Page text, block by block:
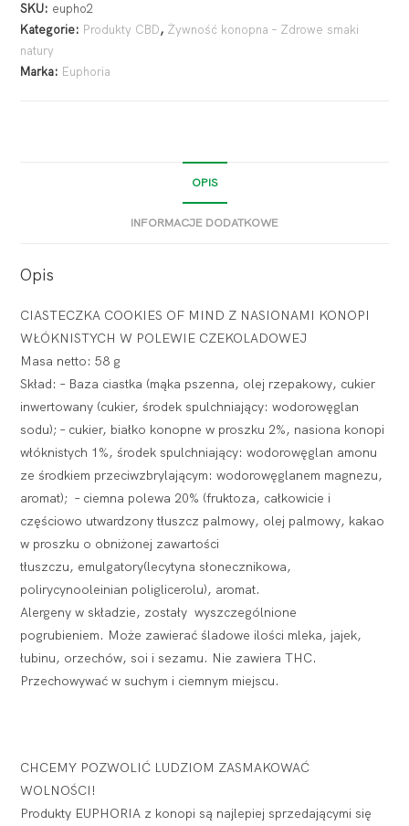
SKU: eupho2
Kategorie: Produkty CBD, Żywność konopna – Zdrowe smaki
natury
Marka: Euphoria
OPIS
INFORMACJE DODATKOWE
Opis
CIASTECZKA COOKIES OF MIND Z NASIONAMI KONOPI
WŁÓKNISTYCH W POLEWIE CZEKOLADOWEJ
Masa netto: 58 g
Skład: – Baza ciastka (mąka pszenna, olej rzepakowy, cukier
inwertowany (cukier, środek spulchniający: wodorowęglan
sodu); – cukier, białko konopne w proszku 2%, nasiona konopi
włóknistych 1%, środek spulchniający: wodorowęglan amonu
ze środkiem przeciwzbrylającym: wodorowęglanem magnezu,
aromat); – ciemna polewa 20% (fruktoza, całkowicie i
częściowo utwardzony tłuszcz palmowy, olej palmowy, kakao
w proszku o obniżonej zawartości
tłuszczu, emulgatory(lecytyna słonecznikowa,
polirycynooleinian poliglicerolu), aromat.
Alergeny w składzie, zostały wyszczególnione
pogrubieniem. Może zawierać śladowe ilości mleka, jajek,
łubinu, orzechów, soi i sezamu. Nie zawiera THC.
Przechowywać w suchym i ciemnym miejscu.
CHCEMY POZWOLIĆ LUDZIOM ZASMAKOWAĆ
WOLNOŚCI!
Produkty EUPHORIA z konopi są najlepiej sprzedającymi się